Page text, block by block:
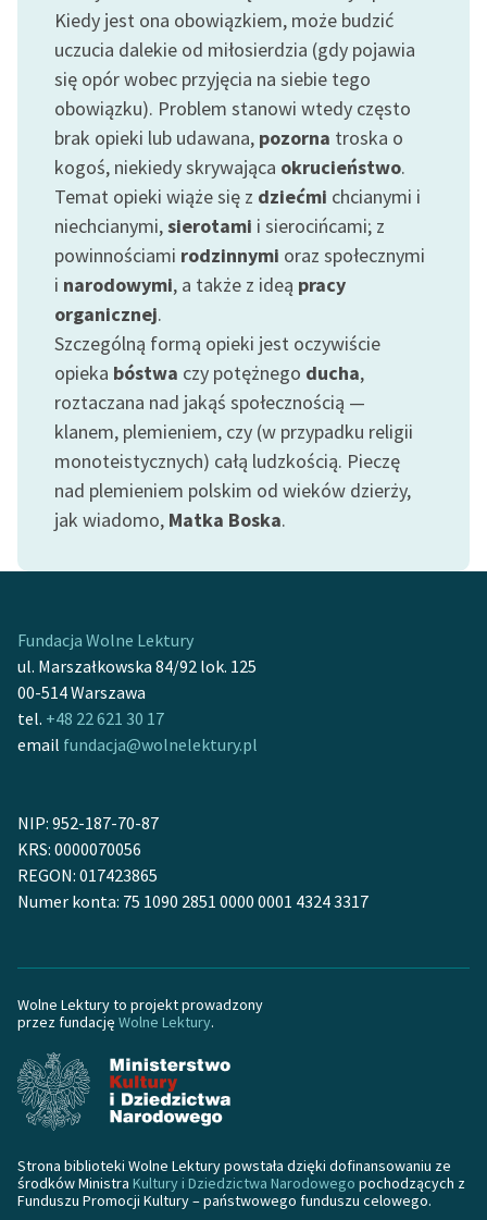
Polityka prywatności
Regulamin biblioteki
Dane fundacji i
sprawozdania finansowe
Regulamin darowizn
Informacja o treściach
wrażliwych
Deklaracja dostępności
Kiedy jest ona obowiązkiem, może budzić
uczucia dalekie od miłosierdzia (gdy pojawia
się opór wobec przyjęcia na siebie tego
obowiązku). Problem stanowi wtedy często
brak opieki lub udawana, pozorna troska o
kogoś, niekiedy skrywająca okrucieństwo.
Temat opieki wiąże się z dziećmi chcianymi i
niechcianymi,sierotami i sierocińcami; z
powinnościami rodzinnymi oraz społecznymi
i narodowymi, a także z ideą pracy
organicznej.
Szczególną formą opieki jest oczywiście
opieka bóstwa czy potężnego ducha,
roztaczana nad jakąś społecznością —
klanem, plemieniem, czy (w przypadku religii
monoteistycznych) całą ludzkością. Pieczę
nad plemieniem polskim od wieków dzierży,
jak wiadomo, Matka Boska.
Fundacja Wolne Lektury
ul. Marszałkowska 84/92 lok. 125
00-514 Warszawa
tel. +48 22 621 30 17
email fundacja@wolnelektury.pl
NIP: 952-187-70-87
KRS: 0000070056
REGON: 017423865
Numer konta: 75 1090 2851 0000 0001 4324 3317
Wolne Lektury to projekt prowadzony
przez fundację Wolne Lektury.
Strona biblioteki Wolne Lektury powstała dzięki dofinansowaniu ze
środków Ministra Kultury i Dziedzictwa Narodowego pochodzących z
Funduszu Promocji Kultury – państwowego funduszu celowego.